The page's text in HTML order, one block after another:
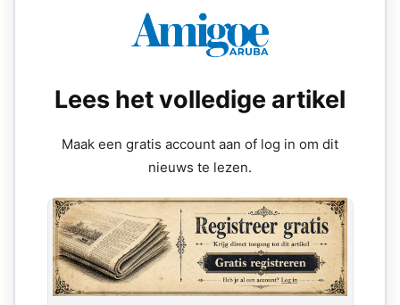
Lees het volledige artikel
Maak een gratis account aan of log in om dit
nieuws te lezen.